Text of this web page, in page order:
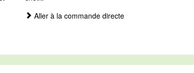
Aller à la commande directe